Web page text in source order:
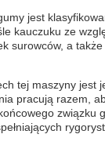
jest
kauczuku ze
surowców, a
tej maszyny jest
pracują razem,
związku